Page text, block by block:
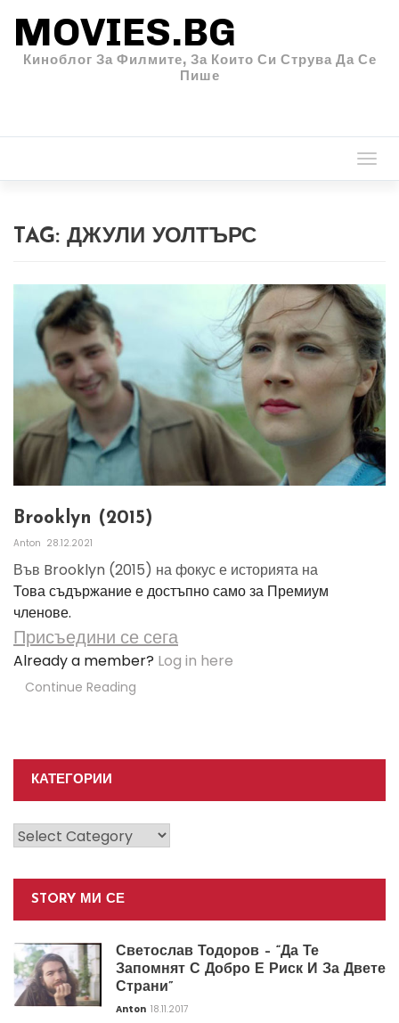
MOVIES.BG
Киноблог За Филмите, За Които Си Струва Да Се
Пише
TAG: ДЖУЛИ УОЛТЪРС
Brooklyn (2015)
Anton 28.12.2021
Във Brooklyn (2015) на фокус е историята на
Това съдържание е достъпно само за Премиум
членове.
Присъедини се сега
Already a member? Log in here
Continue Reading
КАТЕГОРИИ
Категории
STORY МИ СЕ
Светослав Тодоров – “Да Те
Запомнят С Добро Е Риск И За Двете
Страни”
Anton 18.11.2017